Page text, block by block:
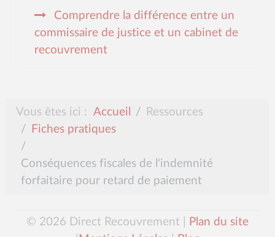
Comprendre la différence entre un
commissaire de justice et un cabinet de
recouvrement
Vous êtes ici : Accueil
Ressources
Fiches pratiques
Conséquences fiscales de l'indemnité
forfaitaire pour retard de paiement
© 2026 Direct Recouvrement |
Plan du site